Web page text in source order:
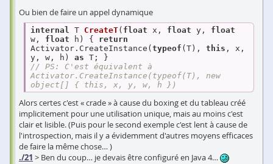
Ou bien de faire un appel dynamique
internal T CreateT( float x, float y, float
w, float h ) { return
Activator.CreateInstance( typeof (T), this , x,
y, w, h) as
// PS: C'est équivalent à
Activator.CreateInstance(typeof(T), new
object[] { this, x, y, w, h })
Alors certes c'est « crade » à cause du boxing et du tableau créé
implicitement pour une utilisation unique, mais au moins c'est
clair et lisible. (Puis pour le second exemple c'est lent à cause de
l'introspection, mais il y a évidemment d'autres moyens efficaces
de faire la même chose… )
./21 > Ben du coup… je devais être configuré en Java 4…